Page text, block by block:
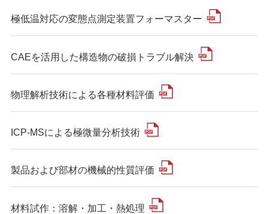
極低温対応の変態点測定装置フォーマスター
CAEを活用した構造物の破損トラブル解決
物理解析技術による各種材料評価
ICP-MSによる極微量分析技術
製品および部材の機械的性質評価
材料試作：溶解・加工・熱処理